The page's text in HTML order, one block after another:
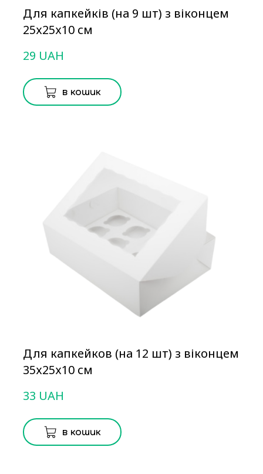
Для капкейків (на 9 шт) з віконцем
25х25х10 см
29 UAH
в кошик
Для капкейков (на 12 шт) з віконцем
35х25х10 см
33 UAH
в кошик